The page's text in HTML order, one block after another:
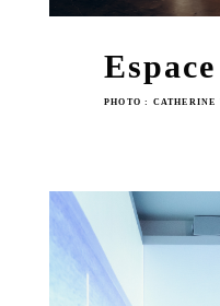
PHOTO : CATHERINE